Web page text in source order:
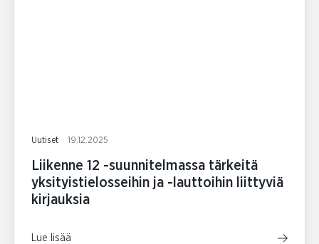
Uutiset 19.12.2025
Liikenne 12 -suunnitelmassa tärkeitä
yksityistielosseihin ja -lauttoihin liittyviä
kirjauksia
Lue lisää